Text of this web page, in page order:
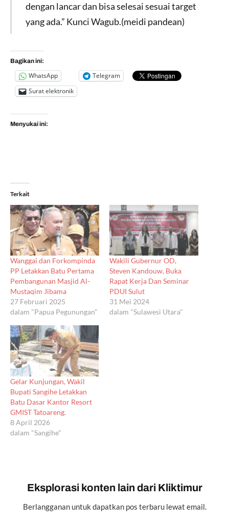
dengan lancar dan bisa selesai sesuai target
yang ada.” Kunci Wagub.(meidi pandean)
Bagikan ini:
WhatsApp
Telegram
Surat elektronik
Menyukai ini:
Terkait
Wanggai dan Forkompinda
PP Letakkan Batu Pertama
Pembangunan Masjid Al-
Mustaqim Jibama
27 Februari 2025
dalam "Papua Pegunungan"
Wakili Gubernur OD,
Steven Kandouw, Buka
Rapat Kerja Dan Seminar
PDUI Sulut
31 Mei 2024
dalam "Sulawesi Utara"
Gelar Kunjungan, Wakil
Bupati Sangihe Letakkan
Batu Dasar Kantor Resort
GMIST Tatoareng.
8 April 2026
dalam "Sangihe"
Eksplorasi konten lain dari Kliktimur
Berlangganan untuk dapatkan pos terbaru lewat email.